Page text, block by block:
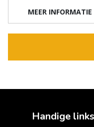
Handige links